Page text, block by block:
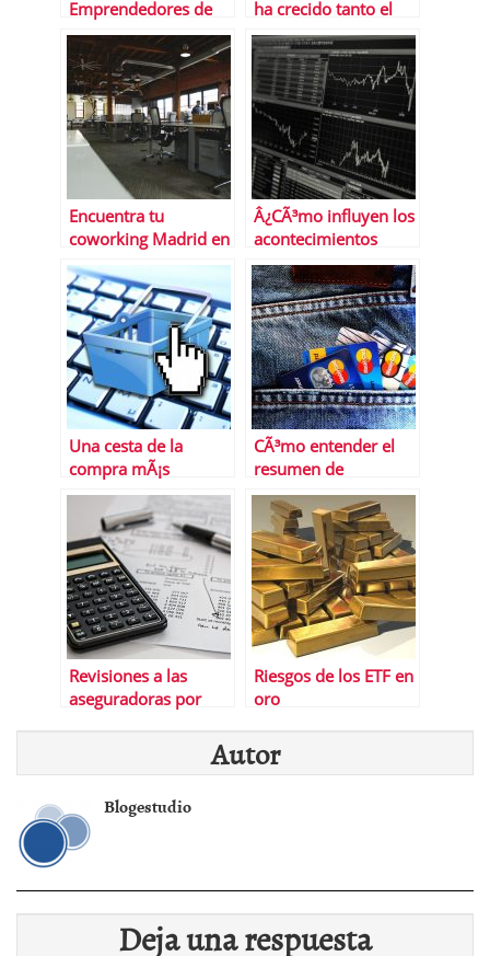
Emprendedores de
FundaciÃ³n Repsol
anuncia los
ganadores de su
cuarta ediciÃ³n y
lanza su nueva
convocatoria
ha crecido tanto el
trading de
criptomonedas
Encuentra tu
coworking Madrid en
Cloudworks
Â¿CÃ³mo influyen los
acontecimientos
histÃ³ricos en el
mercado bursÃ¡til
actual?
Una cesta de la
compra mÃ¡s
racional
CÃ³mo entender el
resumen de
movimientos de tus
tarjetas
Revisiones a las
aseguradoras por
Riesgos de los ETF en
oro
Autor
Blogestudio
Deja una respuesta